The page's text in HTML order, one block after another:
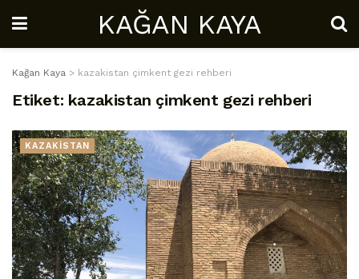
KAĞAN KAYA
Kağan Kaya > kazakistan çimkent gezi rehberi
Etiket: kazakistan çimkent gezi rehberi
KAZAKİSTAN